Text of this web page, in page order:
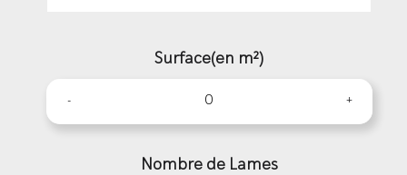
Surface(en m²)
Nombre de Lames